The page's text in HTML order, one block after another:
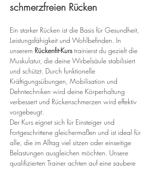
schmerzfreien Rücken
Ein starker Rücken ist die Basis für Gesundheit,
Leistungsfähigkeit und Wohlbefinden. In
unserem Rückenfit-Kurs trainierst du gezielt die
Muskulatur, die deine Wirbelsäule stabilisiert
und schützt. Durch funktionelle
Kräftigungsübungen, Mobilisation und
Dehntechniken wird deine Körperhaltung
verbessert und Rückenschmerzen wird effektiv
vorgebeugt.
Der Kurs eignet sich für Einsteiger und
Fortgeschrittene gleichermaßen und ist ideal für
alle, die im Alltag viel sitzen oder einseitige
Belastungen ausgleichen möchten. Unsere
qualifizierten Trainer achten auf eine saubere